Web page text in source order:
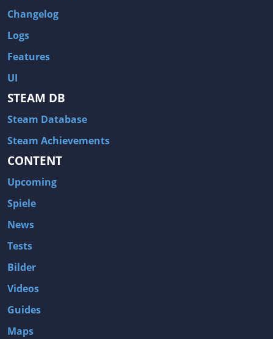
Changelog
Logs
Features
UI
STEAM DB
Steam Database
Steam Achievements
CONTENT
Upcoming
Spiele
News
Tests
Bilder
Videos
Guides
Maps